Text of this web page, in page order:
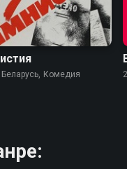
Беларусь, Комедия